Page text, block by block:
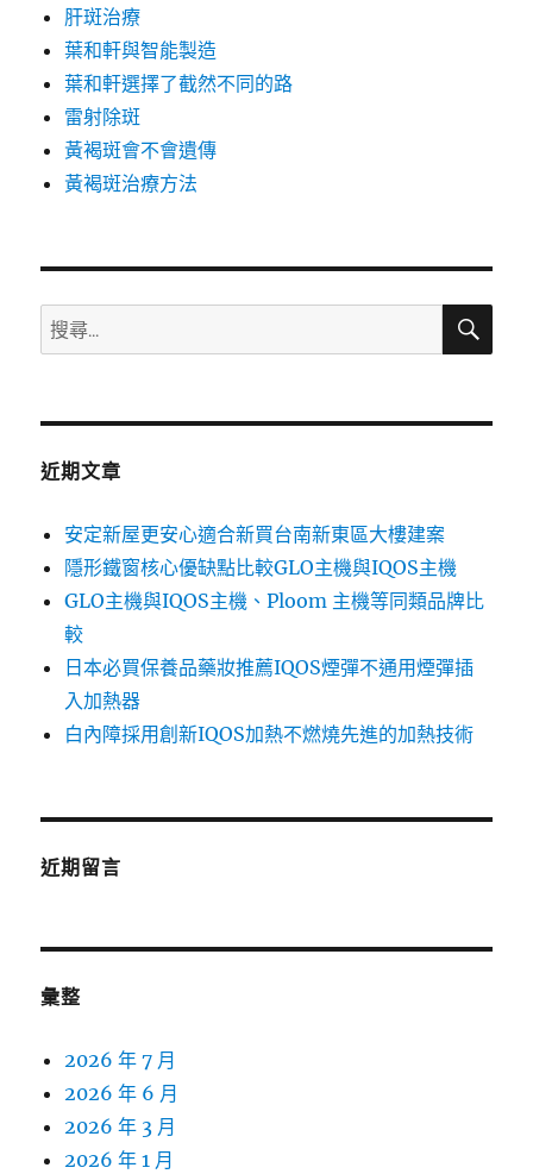
肝斑治療
葉和軒與智能製造
葉和軒選擇了截然不同的路
雷射除斑
黃褐斑會不會遺傳
黃褐斑治療方法
搜
尋
鍵
搜
近期文章
安定新屋更安心適合新買台南新東區大樓建案
隱形鐵窗核心優缺點比較GLO主機與IQOS主機
GLO主機與IQOS主機、Ploom 主機等同類品牌比
較
日本必買保養品藥妝推薦IQOS煙彈不通用煙彈插
入加熱器
白內障採用創新IQOS加熱不燃燒先進的加熱技術
近期留言
彙整
2026 年 7 月
2026 年 6 月
2026 年 3 月
2026 年 1 月